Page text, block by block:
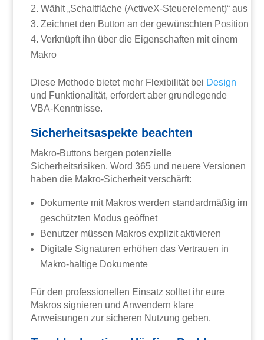
Wählt „Schaltfläche (ActiveX-Steuerelement)“ aus
Zeichnet den Button an der gewünschten Position
Verknüpft ihn über die Eigenschaften mit einem
Makro
Diese Methode bietet mehr Flexibilität bei Design
und Funktionalität, erfordert aber grundlegende
VBA-Kenntnisse.
Sicherheitsaspekte beachten
Makro-Buttons bergen potenzielle
Sicherheitsrisiken. Word 365 und neuere Versionen
haben die Makro-Sicherheit verschärft:
Dokumente mit Makros werden standardmäßig im
geschützten Modus geöffnet
Benutzer müssen Makros explizit aktivieren
Digitale Signaturen erhöhen das Vertrauen in
Makro-haltige Dokumente
Für den professionellen Einsatz solltet ihr eure
Makros signieren und Anwendern klare
Anweisungen zur sicheren Nutzung geben.